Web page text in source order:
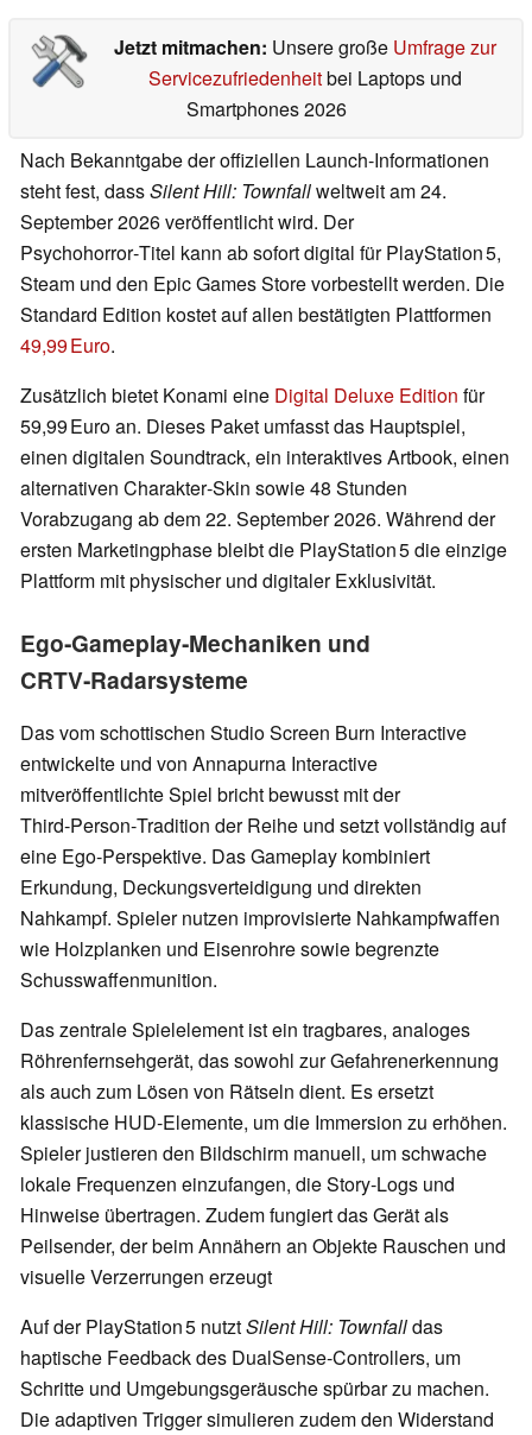
Jetzt mitmachen: Unsere große Umfrage zur
Servicezufriedenheitbei Laptops und
Smartphones 2026
Nach Bekanntgabe der offiziellen Launch‑Informationen
steht fest, dassSilent Hill: Townfallweltweit am 24.
September 2026 veröffentlicht wird. Der
Psychohorror‑Titel kann ab sofort digital für PlayStation 5,
Steam und den Epic Games Store vorbestellt werden. Die
Standard Edition kostet auf allen bestätigten Plattformen
49,99 Euro.
Zusätzlich bietet Konami eine Digital Deluxe Edition für
59,99 Euro an. Dieses Paket umfasst das Hauptspiel,
einen digitalen Soundtrack, ein interaktives Artbook, einen
alternativen Charakter‑Skin sowie 48 Stunden
Vorabzugang ab dem 22. September 2026. Während der
ersten Marketingphase bleibt die PlayStation 5 die einzige
Plattform mit physischer und digitaler Exklusivität.
Ego‑Gameplay‑Mechaniken und
CRTV‑Radarsysteme
Das vom schottischen Studio Screen Burn Interactive
entwickelte und von Annapurna Interactive
mitveröffentlichte Spiel bricht bewusst mit der
Third‑Person‑Tradition der Reihe und setzt vollständig auf
eine Ego‑Perspektive. Das Gameplay kombiniert
Erkundung, Deckungsverteidigung und direkten
Nahkampf. Spieler nutzen improvisierte Nahkampfwaffen
wie Holzplanken und Eisenrohre sowie begrenzte
Schusswaffenmunition.
Das zentrale Spielelement ist ein tragbares, analoges
Röhrenfernsehgerät, das sowohl zur Gefahrenerkennung
als auch zum Lösen von Rätseln dient. Es ersetzt
klassische HUD‑Elemente, um die Immersion zu erhöhen.
Spieler justieren den Bildschirm manuell, um schwache
lokale Frequenzen einzufangen, die Story‑Logs und
Hinweise übertragen. Zudem fungiert das Gerät als
Peilsender, der beim Annähern an Objekte Rauschen und
visuelle Verzerrungen erzeugt
Auf der PlayStation 5 nutztSilent Hill: Townfalldas
haptische Feedback des DualSense‑Controllers, um
Schritte und Umgebungsgeräusche spürbar zu machen.
Die adaptiven Trigger simulieren zudem den Widerstand